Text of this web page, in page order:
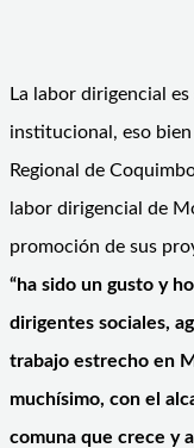
La labor dirigencial
institucional, eso
Regional de
labor dirigencial de
promoción de sus
“ha sido un gusto y
dirigentes sociales,
trabajo estrecho en
muchísimo, con el
comuna que crece y